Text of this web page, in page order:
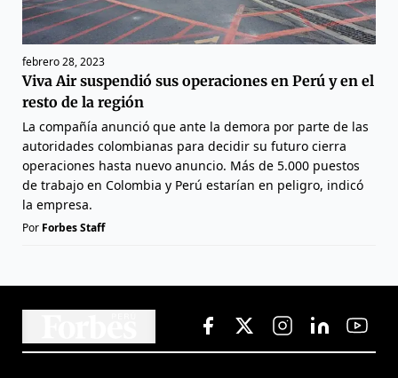
febrero 28, 2023
Viva Air suspendió sus operaciones en Perú y en el
resto de la región
La compañía anunció que ante la demora por parte de las
autoridades colombianas para decidir su futuro cierra
operaciones hasta nuevo anuncio. Más de 5.000 puestos
de trabajo en Colombia y Perú estarían en peligro, indicó
la empresa.
Por Forbes Staff